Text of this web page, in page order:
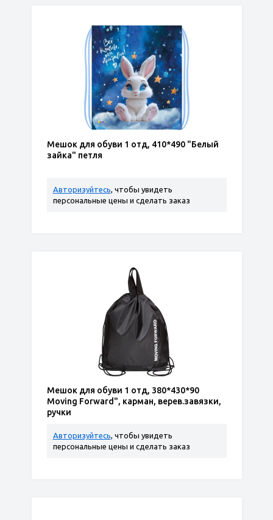
Мешок для обуви 1 отд, 410*490 "Белый
зайка" петля
Авторизуйтесь, чтобы увидеть
персональные цены и сделать заказ
Мешок для обуви 1 отд, 380*430*90
Moving Forward", карман, верев.завязки,
ручки
Авторизуйтесь, чтобы увидеть
персональные цены и сделать заказ